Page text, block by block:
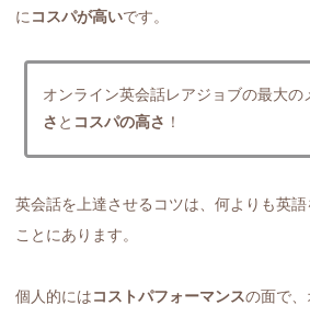
にコスパが高いです。
オンライン英会話レアジョブの最大の
さ と コスパの高さ ！
英会話を上達させるコツは、何よりも英
ことにあります。
個人的にはコストパフォーマンスの面で